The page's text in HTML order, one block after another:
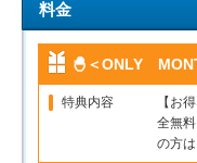
料金
🐣＜ONLY
特典内容
【お
全無
の方